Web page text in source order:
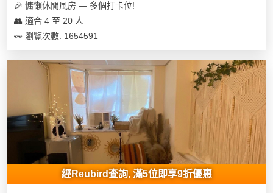
🎉 慵懶休閒風房 — 多個打卡位!
👥 適合 4 至 20 人
👀 瀏覽次數: 1654591
經Reubird查詢, 滿5位即享9折優惠